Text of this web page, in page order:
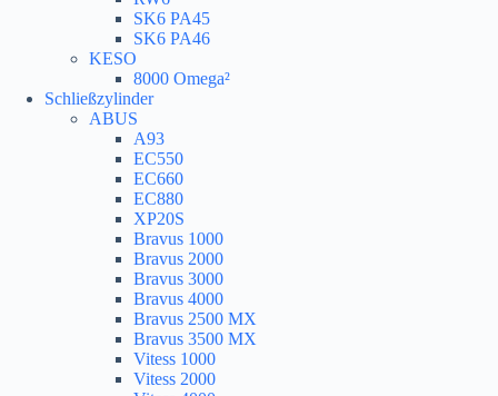
SK6 PA45
SK6 PA46
KESO
8000 Omega²
Schließzylinder
ABUS
A93
EC550
EC660
EC880
XP20S
Bravus 1000
Bravus 2000
Bravus 3000
Bravus 4000
Bravus 2500 MX
Bravus 3500 MX
Vitess 1000
Vitess 2000